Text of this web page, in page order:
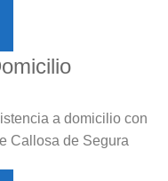
a domicilio con
Callosa de Segura